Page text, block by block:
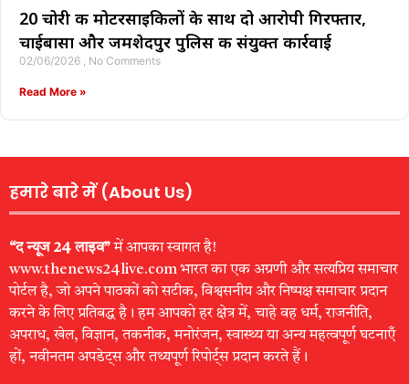
20 चोरी की मोटरसाइकिलों के साथ दो आरोपी गिरफ्तार,
चाईबासा और जमशेदपुर पुलिस की संयुक्त कार्रवाई
02/06/2026 No Comments
Read More »
हमारे बारे में (About Us)
“द न्यूज 24 लाइव”में आपका स्वागत है!
www.thenews24live.com भारत का एक अग्रणी और सत्यप्रिय समाचार
पोर्टल है, जो अपने पाठकों को सटीक, विश्वसनीय और निष्पक्ष समाचार प्रदान
करने के लिए प्रतिबद्ध है। हम आपको हर क्षेत्र में, चाहे वह धर्म, राजनीति,
अपराध, खेल, विज्ञान, तकनीक, मनोरंजन, स्वास्थ्य या अन्य महत्वपूर्ण घटनाएँ
हों, नवीनतम अपडेट्स और तथ्यपूर्ण रिपोर्ट्स प्रदान करते हैं।